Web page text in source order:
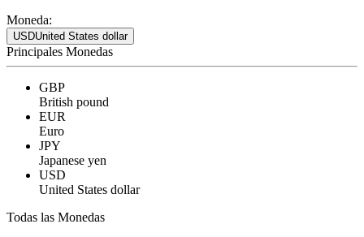
Moneda:
USDUnited States dollar
Principales Monedas
GBP
British pound
EUR
Euro
JPY
Japanese yen
USD
United States dollar
Todas las Monedas